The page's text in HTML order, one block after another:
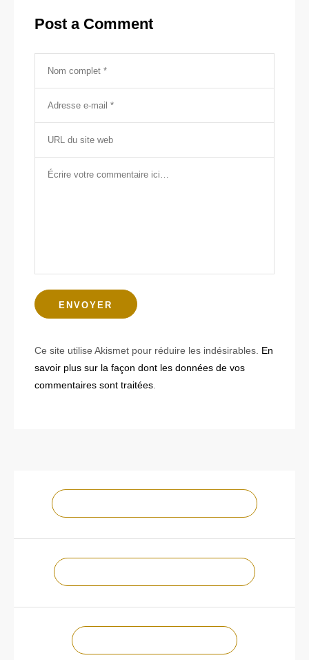
Post a Comment
Ce site utilise Akismet pour réduire les indésirables. En
savoir plus sur la façon dont les données de vos
commentaires sont traitées